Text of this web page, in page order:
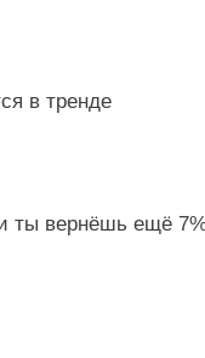
в тренде
ты вернёшь ещё